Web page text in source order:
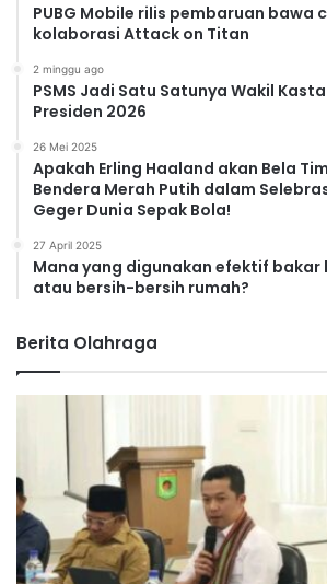
PUBG Mobile rilis pembaruan bawa
kolaborasi Attack on Titan
2 minggu ago
PSMS Jadi Satu Satunya Wakil
Presiden 2026
26 Mei 2025
Apakah Erling Haaland akan Bela
Bendera Merah Putih dalam
Geger Dunia Sepak Bola!
27 April 2025
Mana yang digunakan efektif bakar
atau bersih-bersih rumah?
Berita Olahraga